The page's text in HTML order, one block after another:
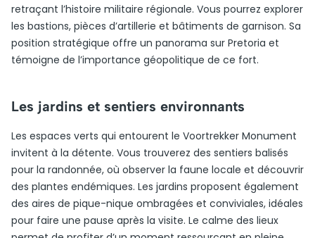
retraçant l’histoire militaire régionale. Vous pourrez explorer
les bastions, pièces d’artillerie et bâtiments de garnison. Sa
position stratégique offre un panorama sur Pretoria et
témoigne de l’importance géopolitique de ce fort.
Les jardins et sentiers environnants
Les espaces verts qui entourent le Voortrekker Monument
invitent à la détente. Vous trouverez des sentiers balisés
pour la randonnée, où observer la faune locale et découvrir
des plantes endémiques. Les jardins proposent également
des aires de pique-nique ombragées et conviviales, idéales
pour faire une pause après la visite. Le calme des lieux